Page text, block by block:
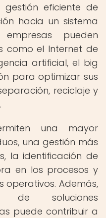
eficiente de
hacia un sistema
pueden
como el Internet de
artificial, el big
para optimizar sus
reciclaje y
una mayor
una gestión más
la identificación de
en los procesos y
operativos. Además,
de soluciones
puede contribuir a